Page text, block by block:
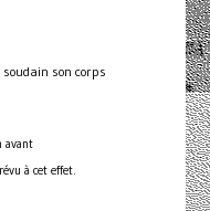
son corps
avant
à cet effet.